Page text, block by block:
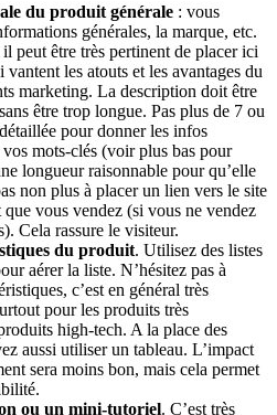
du produit générale : vous
générales, la marque, etc.
peut être très pertinent de placer ici
les atouts et les avantages du
marketing. La description doit être
être trop longue. Pas plus de 7 ou
pour donner les infos
mots-clés (voir plus bas pour
longueur raisonnable pour qu’elle
non plus à placer un lien vers le site
vous vendez (si vous ne vendez
Cela rassure le visiteur.
du produit. Utilisez des listes
aérer la liste. N’hésitez pas à
c’est en général très
pour les produits très
high-tech. A la place des
aussi utiliser un tableau. L’impact
sera moins bon, mais cela permet
ou un mini-tutoriel. C’est très